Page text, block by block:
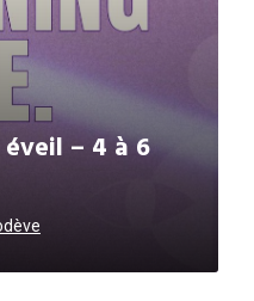
éveil – 4 à 6